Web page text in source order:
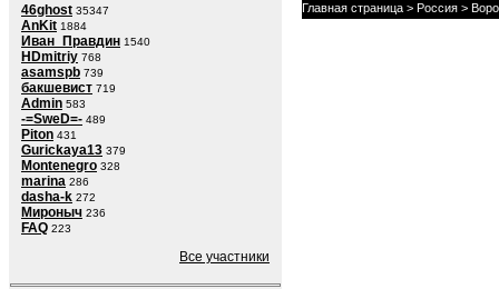
46ghost 35347
AnKit 1884
Иван_Правдин 1540
HDmitriy 768
asamspb 739
бакшевист 719
Admin 583
-=SweD=- 489
Piton 431
Gurickaya13 379
Montenegro 328
marina 286
dasha-k 272
Мироныч 236
FAQ 223
Все участники
Главная страница > Россия >